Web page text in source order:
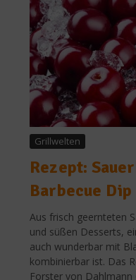
Grillwelten
Rezept:
Barbecue Dip
Aus frisch geernteten
und süßen Desserts,
auch wunderbar mit
kombinierbar ist. Das
Forster von Dahlmann